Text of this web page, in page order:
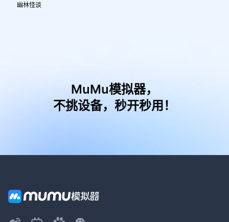
幽林怪谈
MuMu模拟器，
不挑设备，秒开秒用！